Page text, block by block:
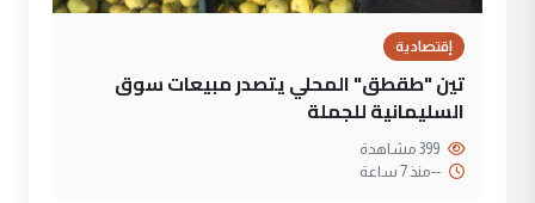
إقتصادية
تين "طقطق" المحلي يتصدر مبيعات سوق
السليمانية للجملة
--منذ 7 ساعة